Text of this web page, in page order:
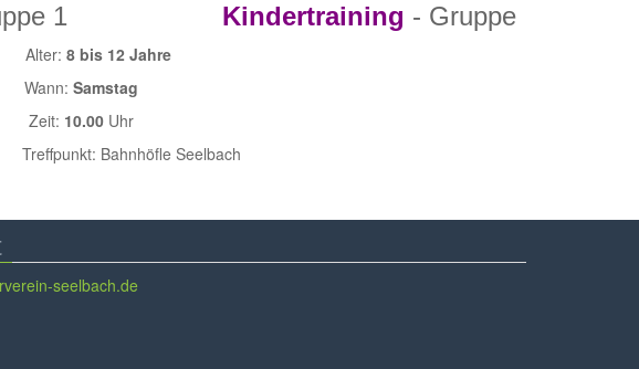
1 Kindertraining - Gruppe
8 bis 12 Jahre
Samstag
10.00 Uhr
Bahnhöfle Seelbach
seelbach.de